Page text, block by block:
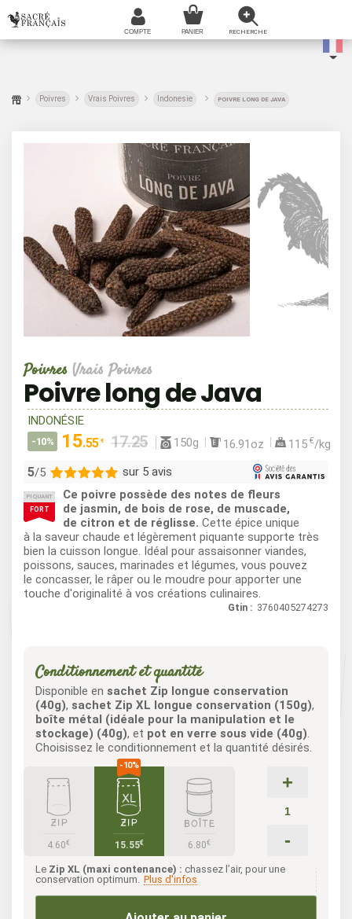
Poivres Vrais Poivres Indonesie POIVRE LONG DE JAVA
Poivres Vrais Poivres
Poivre long de Java
INDONÉSIE
-10% 15.55 € 150g 16.91oz 115 €/kg
5/5 sur 5 avis
5
0
0
0
0
PIQUANT
FORT
Ce poivre possède des notes de fleurs
de jasmin, de bois de rose, de muscade,
de citron et de réglisse. Cette épice unique
à la saveur chaude et légèrement piquante supporte très
bien la cuisson longue. Idéal pour assaisonner viandes,
poissons, sauces, marinades et légumes, vous pouvez
le concasser, le râper ou le moudre pour apporter une
touche d'originalité à vos créations culinaires.
Gtin : 3760405274273
Conditionnement et quantité
Disponible en sachet Zip longue conservation
(40g), sachet Zip XL longue conservation (150g),
boîte métal (idéale pour la manipulation et le
stockage) (40g), et pot en verre sous vide (40g).
Choisissez le conditionnement et la quantité désirés.
4.60€ 15.55€
Le Zip XL (maxi contenance) : chassez l’air, pour une
conservation optimum. Plus d'infos
6.80€
+
-